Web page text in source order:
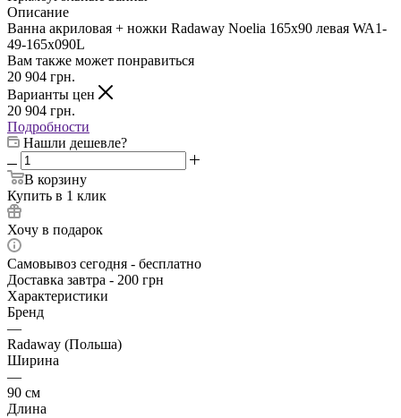
Описание
Ванна акриловая + ножки Radaway Noelia 165x90 левая WA1-
49-165x090L
Вам также может понравиться
20 904 грн.
Варианты цен
20 904 грн.
Подробности
Нашли дешевле?
В корзину
Купить в 1 клик
Хочу в подарок
Самовывоз сегодня - бесплатно
Доставка завтра - 200 грн
Характеристики
Бренд
—
Radaway (Польша)
Ширина
—
90 см
Длина